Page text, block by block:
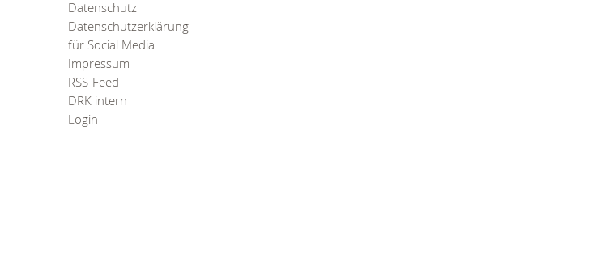
Datenschutz
Datenschutzerklärung
für Social Media
Impressum
RSS-Feed
DRK intern
Login